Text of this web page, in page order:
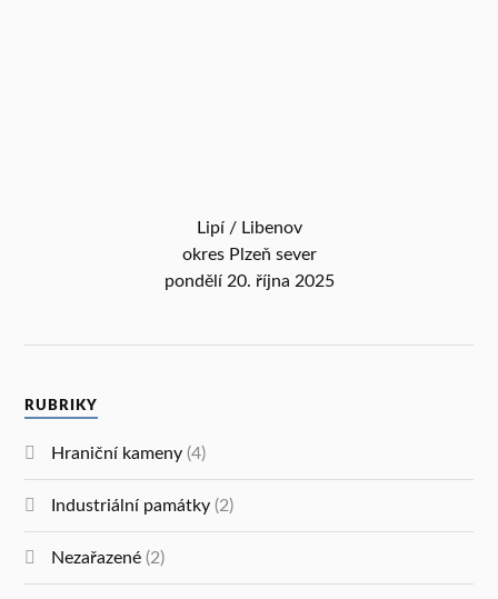
Lipí / Libenov
okres Plzeň sever
pondělí 20. října 2025
RUBRIKY
Hraniční kameny (4)
Industriální památky (2)
Nezařazené (2)